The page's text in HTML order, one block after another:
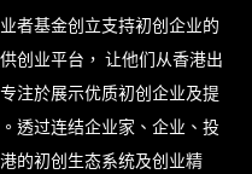
者基金创立支持初创企业的
创业平台， 让他们从香港出
注於展示优质初创企业及提
透过连结企业家、企业、投
的初创生态系统及创业精